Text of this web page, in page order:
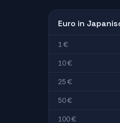
Euro in
1 €
10 €
25 €
50 €
100 €